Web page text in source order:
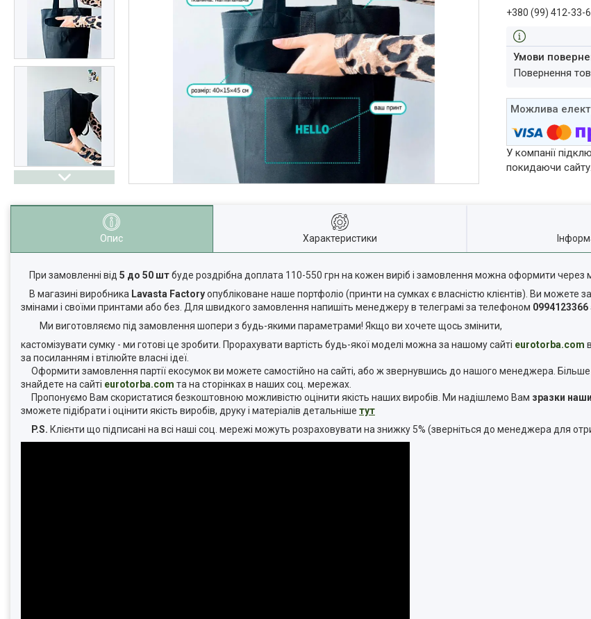
+380 (99) 412-33-
повернення
У компанії
покидаючи сайту.
Опис Характеристики
При замовленні від 5 до 50 штбуде роздрібна доплата 110-550 грн на кожен виріб і замовлення можна оформити
В магазині виробника Lavasta Factoryопубліковане наше портфоліо (принти на сумках є власністю клієнтів). Ви можете
змінами і своїми принтами або без. Для швидкого замовлення напишіть менеджеру в телеграмі за телефоном 0994123366
Ми виготовляємо під замовлення шопери з будь-якими параметрами! Якщо ви хочете щось змінити,
кастомізувати сумку - ми готові це зробити. Прорахувати вартість будь-якої моделі можна за нашому сайті eurotorba.com
за посиланням і втілюйте власні ідеї.
Оформити замовлення партії екосумок ви можете самостійно на сайті, або ж звернувшись до нашого менеджера. Більше
знайдете на сайті eurotorba.com та на сторінках в наших соц. мережах.
Пропонуємо Вам скористатися безкоштовною можливістю оцінити якість наших виробів. Ми надішлемо Вам зразки
зможете підібрати і оцінити якість виробів, друку і матеріалів детальніше тут
P.S. Клієнти що підписані на всі наші соц. мережі можуть розраховувати на знижку 5% (зверніться до менеджера для